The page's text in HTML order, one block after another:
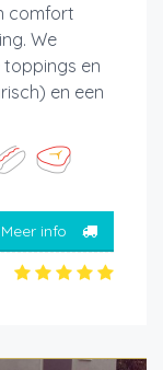
comfort
We
en
en een
Meer info